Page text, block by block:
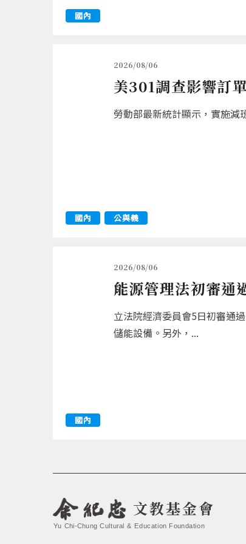
國內
2026/08/06
美301調查影響訂
勞動部最新統計顯示，實施減
國內 公與義
2026/08/06
能源管理法初審通
立法院經濟委員會5日初審通
儲能設備。另外，...
國內
文教基金會
Yu Chi-Chung Cultural & Education Foundation